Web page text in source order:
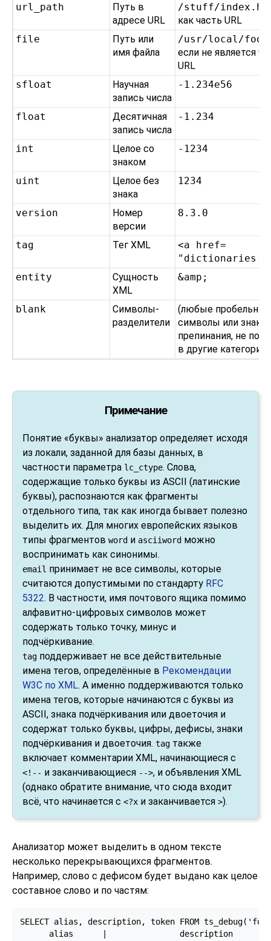
url_path
Путь в
адресе URL
/stuff/
как часть URL
file
Путь или
имя файла
/usr/local/
если не является
URL
sfloat
Научная
запись числа
-1.234e56
float
Десятичная
запись числа
-1.234
int
Целое со
знаком
-1234
uint
Целое без
знака
1234
version
Номер
версии
8.3.0
tag Тег XML
<a href=​
entity
Сущность
XML
&amp;
blank
Символы-
разделители
(любые
символы или знаки
препинания, не
в другие категории)
Примечание
Понятие «буквы» анализатор определяет исходя
из локали, заданной для базы данных, в
частности параметра lc_ctype. Слова,
содержащие только буквы из ASCII (латинские
буквы), распознаются как фрагменты
отдельного типа, так как иногда бывает полезно
выделить их. Для многих европейских языков
типы фрагментов word и asciiword можно
воспринимать как синонимы.
email принимает не все символы, которые
считаются допустимыми по стандарту RFC
5322. В частности, имя почтового ящика помимо
алфавитно-цифровых символов может
содержать только точку, минус и
подчёркивание.
tag поддерживает не все действительные
имена тегов, определённые в Рекомендации
W3C по XML. А именно поддерживаются только
имена тегов, которые начинаются с буквы из
ASCII, знака подчёркивания или двоеточия и
содержат только буквы, цифры, дефисы, знаки
подчёркивания и двоеточия. tag также
включает комментарии XML, начинающиеся с
<!-- и заканчивающиеся -->, и объявления XML
(однако обратите внимание, что сюда входит
всё, что начинается с <?x и заканчивается >).
Анализатор может выделить в одном тексте
несколько перекрывающихся фрагментов.
Например, слово с дефисом будет выдано как целое
составное слово и по частям:
SELECT alias, description, token FROM
alias      |               description